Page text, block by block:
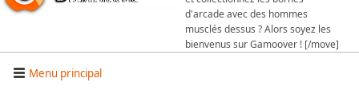
d'arcade avec des hommes
musclés dessus ? Alors soyez les
bienvenus sur Gamoover ! [/move]
Menu principal